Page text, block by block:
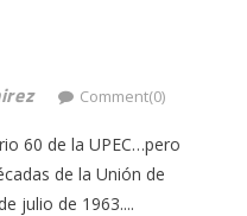
Comment(0)
60 de la UPEC…pero
de la Unión de
julio de 1963....